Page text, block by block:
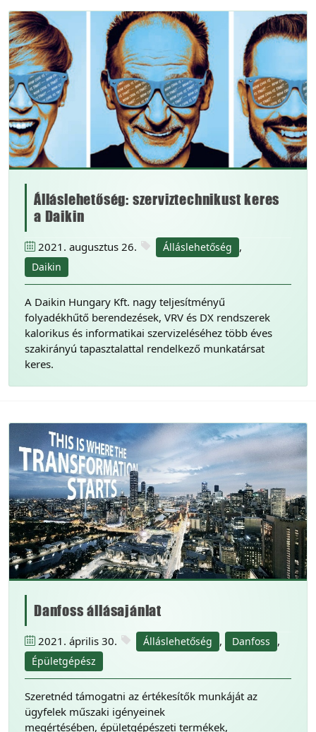
Álláslehetőség: szerviztechnikust keres
a Daikin
2021. augusztus 26. Álláslehetőség ,
Daikin
A Daikin Hungary Kft. nagy teljesítményű
folyadékhűtő berendezések, VRV és DX rendszerek
kalorikus és informatikai szervizeléséhez több éves
szakirányú tapasztalattal rendelkező munkatársat
keres.
Danfoss állásajánlat
2021. április 30. Álláslehetőség , Danfoss ,
Épületgépész
Szeretnéd támogatni az értékesítők munkáját az
ügyfelek műszaki igényeinek
megértésében, épületgépészeti termékek,